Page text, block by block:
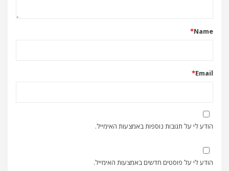
Name
*
Email
*
הודע לי על תגובות נוספות באמצעות האימייל.
הודע לי על פוסטים חדשים באמצעות האימייל.